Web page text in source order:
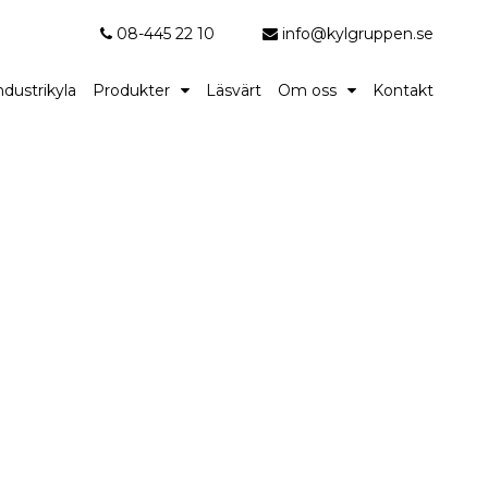
08-445 22 10 info@kylgruppen.se
Produkter Läsvärt Om oss Kontakt